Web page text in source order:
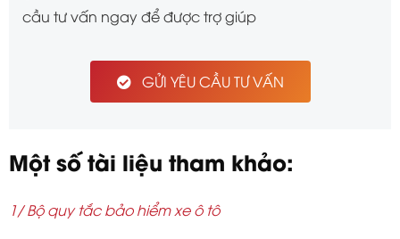
cầu tư vấn ngay để được trợ giúp
GỬI YÊU CẦU TƯ VẤN
Một số tài liệu tham khảo:
1/ Bộ quy tắc bảo hiểm xe ô tô